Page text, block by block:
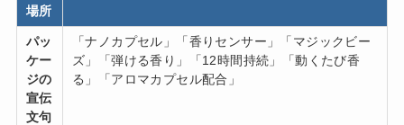
場所
パッ
ケー
ジの
宣伝
文句
「ナノカプセル」「香りセンサー」「マジックビー
ズ」「弾ける香り」「12時間持続」「動くたび香
る」「アロマカプセル配合」